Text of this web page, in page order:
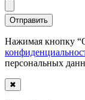
Нажимая кнопку
персональных
✖